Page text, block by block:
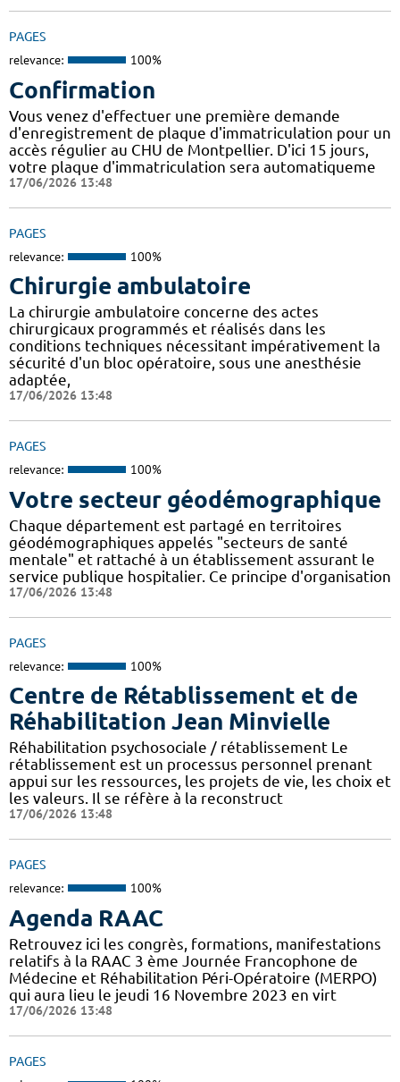
PAGES
relevance: 100%
Confirmation
Vous venez d'effectuer une première demande
d'enregistrement de plaque d'immatriculation pour un
accès régulier au CHU de Montpellier. D'ici 15 jours,
votre plaque d'immatriculation sera automatiqueme
17/06/2026 13:48
PAGES
relevance: 100%
Chirurgie ambulatoire
La chirurgie ambulatoire concerne des actes
chirurgicaux programmés et réalisés dans les
conditions techniques nécessitant impérativement la
sécurité d'un bloc opératoire, sous une anesthésie
adaptée,
17/06/2026 13:48
PAGES
relevance: 100%
Votre secteur géodémographique
Chaque département est partagé en territoires
géodémographiques appelés "secteurs de santé
mentale" et rattaché à un établissement assurant le
service publique hospitalier. Ce principe d'organisation
17/06/2026 13:48
PAGES
relevance: 100%
Centre de Rétablissement et de
Réhabilitation Jean Minvielle
Réhabilitation psychosociale / rétablissement Le
rétablissement est un processus personnel prenant
appui sur les ressources, les projets de vie, les choix et
les valeurs. Il se réfère à la reconstruct
17/06/2026 13:48
PAGES
relevance: 100%
Agenda RAAC
Retrouvez ici les congrès, formations, manifestations
relatifs à la RAAC 3 ème Journée Francophone de
Médecine et Réhabilitation Péri-Opératoire (MERPO)
qui aura lieu le jeudi 16 Novembre 2023 en virt
17/06/2026 13:48
PAGES